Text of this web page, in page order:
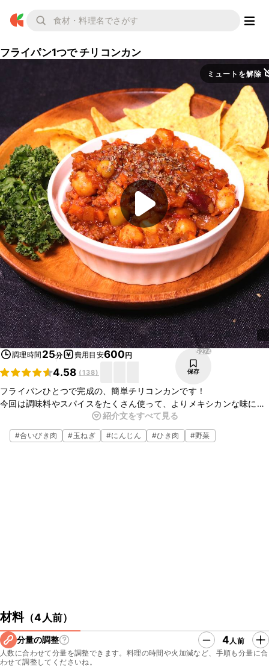
フライパン1つで チリコンカン
ミュートを解除
調理時間 25分 費用目安600円
4.58 (138)
5274
保存
フライパンひとつで完成の、簡単チリコンカンです！
今回は調味料やスパイスをたくさん使って、よりメキシカンな味に近
そのまま食べても美味しいですが、パンやトルティーヤチップスにつ
けて食べるととっても美味しいですよ！
紹介文をすべて見る
#合いびき肉 #玉ねぎ #にんじん #ひき肉 #野菜
材料（4人前）
分量の調整 4人前
人数に合わせて分量を調整できます。料理の時間や火加減など、手順も分量に合
わせて調整してくださいね。